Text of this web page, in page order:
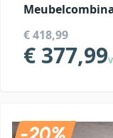
€ 418,99
€ 377,99